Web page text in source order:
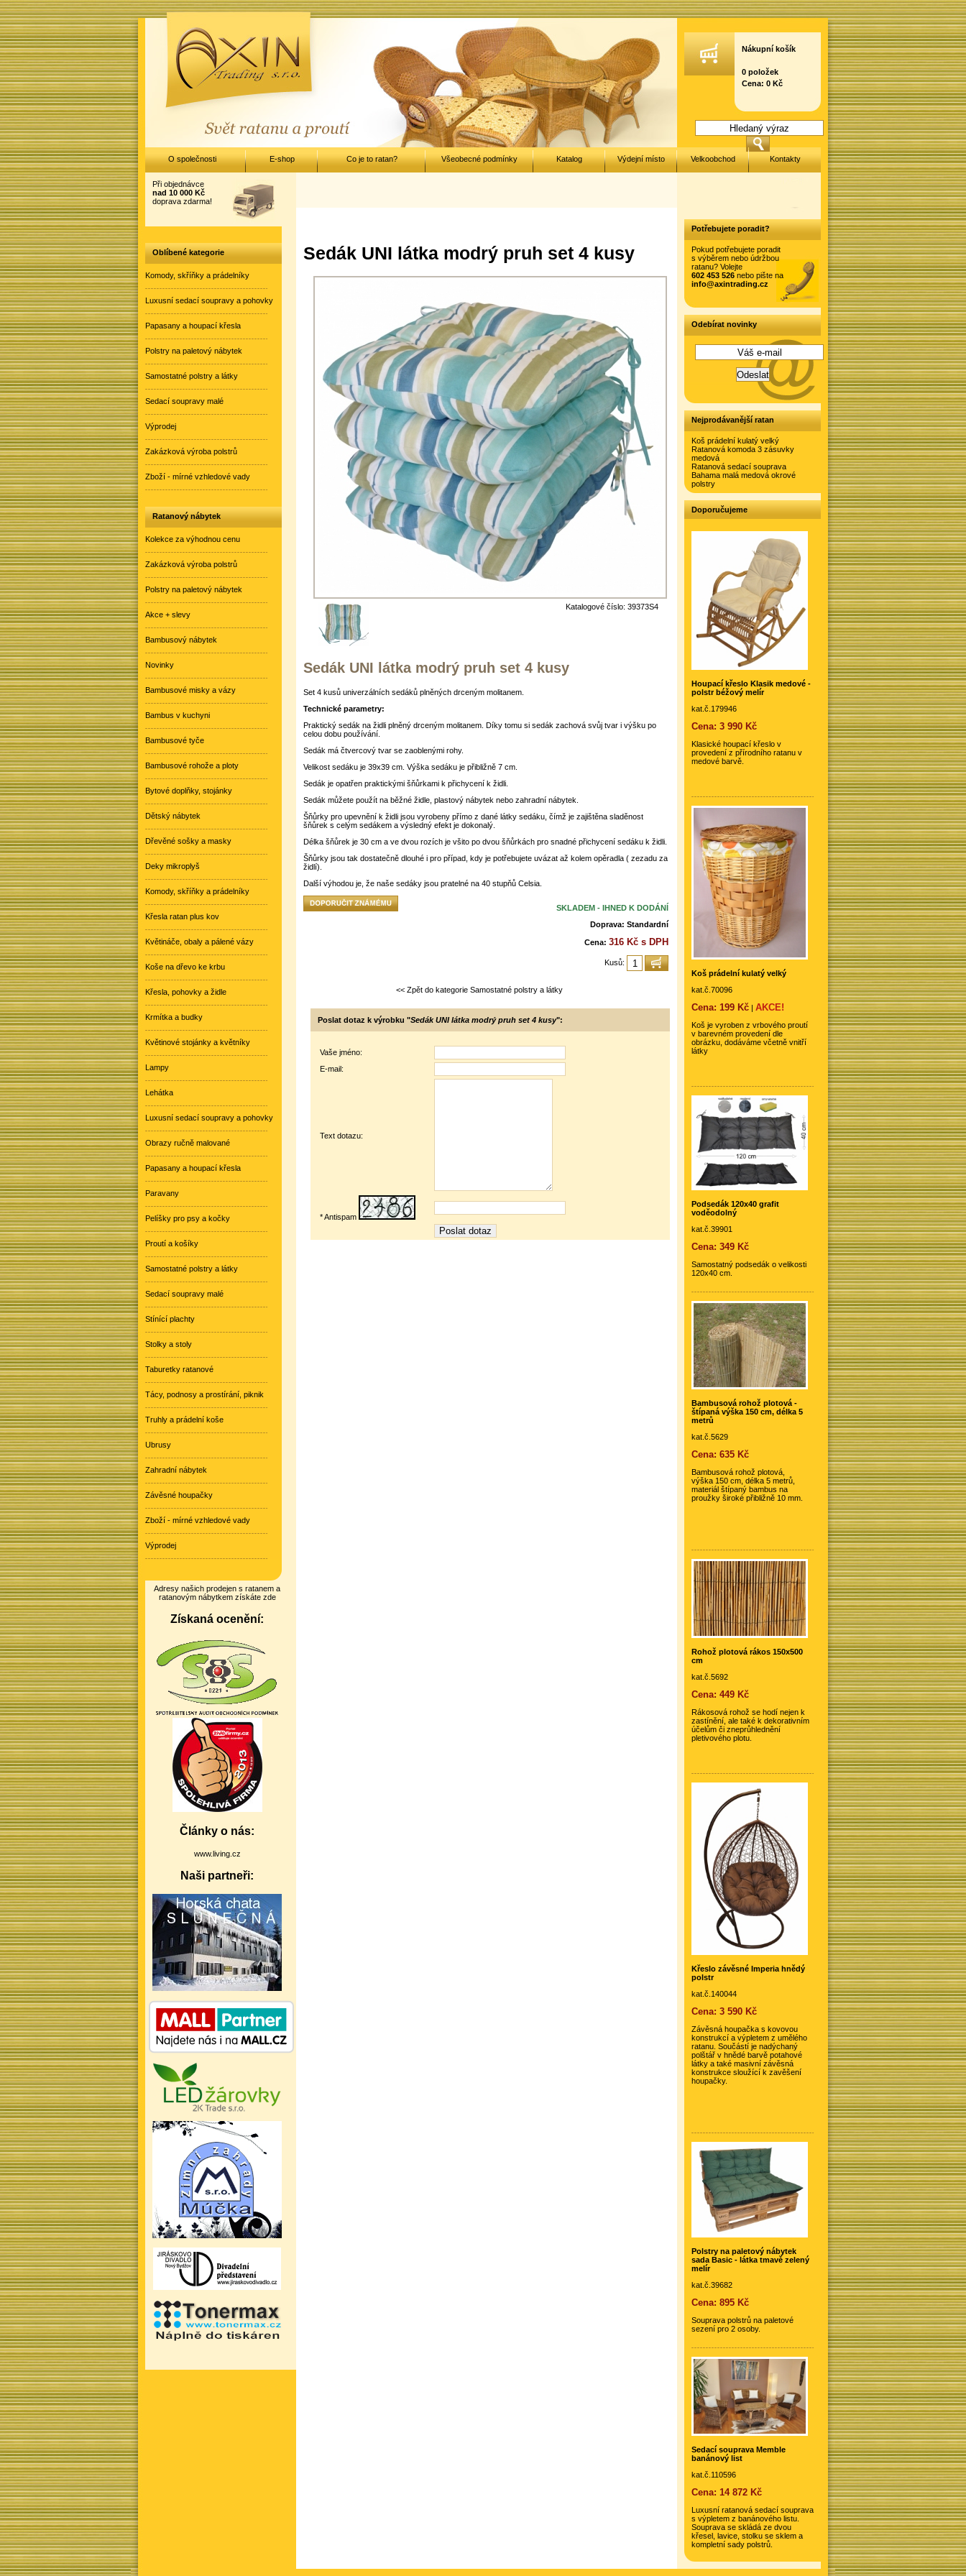
Sedák UNI látka modrý pruh set 4 kusy
Katalogové číslo: 39373S4
Sedák UNI látka modrý pruh set 4 kusy
Set 4 kusů univerzálních sedáků plněných drceným molitanem.
Technické parametry:
Praktický sedák na židli plněný drceným molitanem. Díky tomu si sedák zachová svůj tvar i výšku po
celou dobu používání.
Sedák má čtvercový tvar se zaoblenými rohy.
Velikost sedáku je 39x39 cm. Výška sedáku je přibližně 7 cm.
Sedák je opatřen praktickými šňůrkami k přichycení k židli.
Sedák můžete použít na běžné židle, plastový nábytek nebo zahradní nábytek.
Šňůrky pro upevnění k židli jsou vyrobeny přímo z dané látky sedáku, čímž je zajištěna sladěnost
šňůrek s celým sedákem a výsledný efekt je dokonalý.
Délka šňůrek je 30 cm a ve dvou rozích je všito po dvou šňůrkách pro snadné přichycení sedáku k židli.
Šňůrky jsou tak dostatečně dlouhé i pro případ, kdy je potřebujete uvázat až kolem opěradla ( zezadu za
židlí).
Další výhodou je, že naše sedáky jsou pratelné na 40 stupňů Celsia.
SKLADEM - IHNED K DODÁNÍ
Doprava: Standardní
Cena: 316 Kč s DPH
Kusů:
<< Zpět do kategorie Samostatné polstry a látky
Poslat dotaz k výrobku "Sedák UNI látka modrý pruh set 4 kusy":
Vaše jméno:
E-mail:
Text dotazu:
* Antispam
Potřebujete poradit?
Pokud potřebujete poradit
s výběrem nebo údržbou
ratanu? Volejte
602 453 526 nebo pište na
info@axintrading.cz
Odebírat novinky
Nejprodávanější ratan
Koš prádelní kulatý velký
Ratanová komoda 3 zásuvky
medová
Ratanová sedací souprava
Bahama malá medová okrové
polstry
Doporučujeme
Houpací křeslo Klasik medové -
polstr béžový melír
kat.č.179946
Cena: 3 990 Kč
Klasické houpací křeslo v
provedení z přírodního ratanu v
medové barvě.
Koš prádelní kulatý velký
kat.č.70096
Cena: 199 Kč | AKCE!
Koš je vyroben z vrbového proutí
v barevném provedení dle
obrázku, dodáváme včetně vnitří
látky
Podsedák 120x40 grafit
voděodolný
kat.č.39901
Cena: 349 Kč
Samostatný podsedák o velikosti
120x40 cm.
Bambusová rohož plotová -
štípaná výška 150 cm, délka 5
metrů
kat.č.5629
Cena: 635 Kč
Bambusová rohož plotová,
výška 150 cm, délka 5 metrů,
materiál štípaný bambus na
proužky široké přibližně 10 mm.
Rohož plotová rákos 150x500
cm
kat.č.5692
Cena: 449 Kč
Rákosová rohož se hodí nejen k
zastínění, ale také k dekorativním
účelům či zneprůhlednění
pletivového plotu.
Křeslo závěsné Imperia hnědý
polstr
kat.č.140044
Cena: 3 590 Kč
Závěsná houpačka s kovovou
konstrukcí a výpletem z umělého
ratanu. Součástí je nadýchaný
polštář v hnědé barvě potahové
látky a také masivní závěsná
konstrukce sloužící k zavěšení
houpačky.
Polstry na paletový nábytek
sada Basic - látka tmavě zelený
melír
kat.č.39682
Cena: 895 Kč
Souprava polstrů na paletové
sezení pro 2 osoby.
Sedací souprava Memble
banánový list
kat.č.110596
Cena: 14 872 Kč
Luxusní ratanová sedací souprava
s výpletem z banánového listu.
Souprava se skládá ze dvou
křesel, lavice, stolku se sklem a
kompletní sady polstrů.
Při objednávce
nad 10 000 Kč
doprava zdarma!
Oblíbené kategorie
Komody, skříňky a prádelníky
Luxusní sedací soupravy a pohovky
Papasany a houpací křesla
Polstry na paletový nábytek
Samostatné polstry a látky
Sedací soupravy malé
Výprodej
Zakázková výroba polstrů
Zboží - mírné vzhledové vady
Ratanový nábytek
Kolekce za výhodnou cenu
Zakázková výroba polstrů
Polstry na paletový nábytek
Akce + slevy
Bambusový nábytek
Novinky
Bambusové misky a vázy
Bambus v kuchyni
Bambusové tyče
Bambusové rohože a ploty
Bytové doplňky, stojánky
Dětský nábytek
Dřevěné sošky a masky
Deky mikroplyš
Komody, skříňky a prádelníky
Křesla ratan plus kov
Květináče, obaly a pálené vázy
Koše na dřevo ke krbu
Křesla, pohovky a židle
Krmítka a budky
Květinové stojánky a květníky
Lampy
Lehátka
Luxusní sedací soupravy a pohovky
Obrazy ručně malované
Papasany a houpací křesla
Paravany
Pelíšky pro psy a kočky
Proutí a košíky
Samostatné polstry a látky
Sedací soupravy malé
Stínící plachty
Stolky a stoly
Taburetky ratanové
Tácy, podnosy a prostírání, piknik
Truhly a prádelní koše
Ubrusy
Zahradní nábytek
Závěsné houpačky
Zboží - mírné vzhledové vady
Výprodej
Adresy našich prodejen s ratanem a
ratanovým nábytkem získáte zde
Získaná ocenění:
Články o nás:
www.living.cz
Naši partneři:
Nákupní košík
0 položek
Cena: 0 Kč
O společnosti E-shop Co je to ratan? Všeobecné podmínky Katalog Výdejní místo Velkoobchod Kontakty